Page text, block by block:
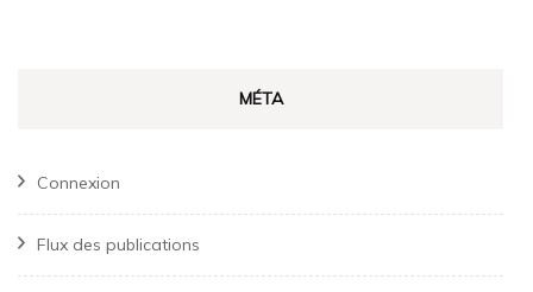
MÉTA
Connexion
Flux des publications